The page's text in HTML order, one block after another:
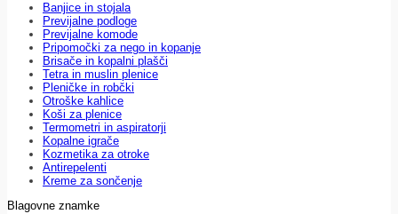
Banjice in stojala
Previjalne podloge
Previjalne komode
Pripomočki za nego in kopanje
Brisače in kopalni plašči
Tetra in muslin plenice
Pleničke in robčki
Otroške kahlice
Koši za plenice
Termometri in aspiratorji
Kopalne igrače
Kozmetika za otroke
Antirepelenti
Kreme za sončenje
Blagovne znamke